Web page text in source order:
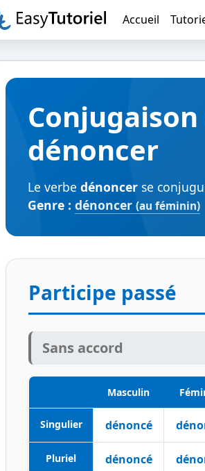
Accueil
dénoncer
Le verbe dénoncer se
Genre : dénoncer (au féminin)
Participe passé
Sans accord
Masculin
Singulier dénoncé
Pluriel dénoncé